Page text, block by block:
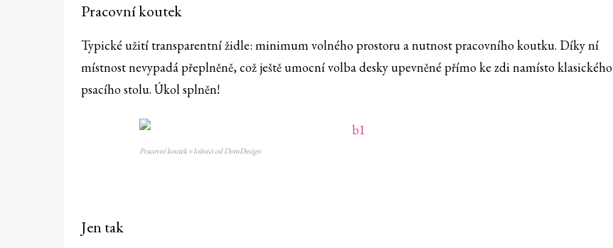
Pracovní koutek
Typické užití transparentní židle: minimum volného prostoru a nutnost pracovního koutku. Díky ní
místnost nevypadá přeplněně, což ještě umocní volba desky upevněné přímo ke zdi namísto klasického
psacího stolu. Úkol splněn!
Pracovní koutek v ložnici od DomDesign
Jen tak